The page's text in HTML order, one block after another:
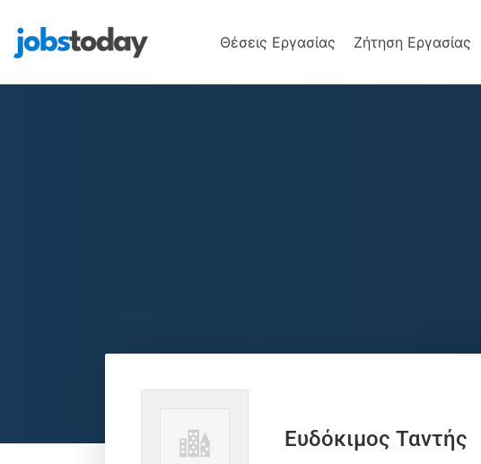
Θέσεις Εργασίας Ζήτηση Εργασίας
Ευδόκιμος Ταντής